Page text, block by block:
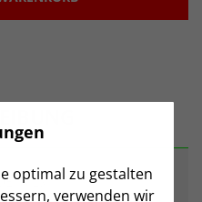
optimal zu gestalten
verwenden wir